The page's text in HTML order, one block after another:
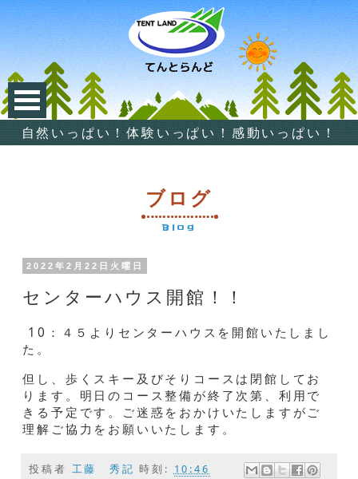
自然いっぱい！体験いっぱい！感動いっぱい！
ブログ
Blog
2022年2月22日火曜日
センターハウス開館！！
10：４５よりセンターハウスを開館いたしまし
た。
但し、歩くスキー及びそりコースは閉館してお
ります。明日のコース整備が終了次第、利用で
きる予定です。ご迷惑をおかけいたしますがご
理解ご協力をお願いいたします。
投稿者 工藤 秀記 時刻: 10:46